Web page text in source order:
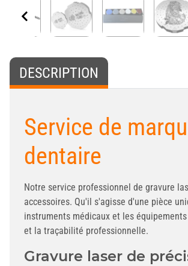
DESCRIPTION
Service de
dentaire
Notre service professionnel de gravure
accessoires. Qu'il s'agisse d'une pièce
instruments médicaux et les
et la traçabilité professionnelle.
Gravure laser de